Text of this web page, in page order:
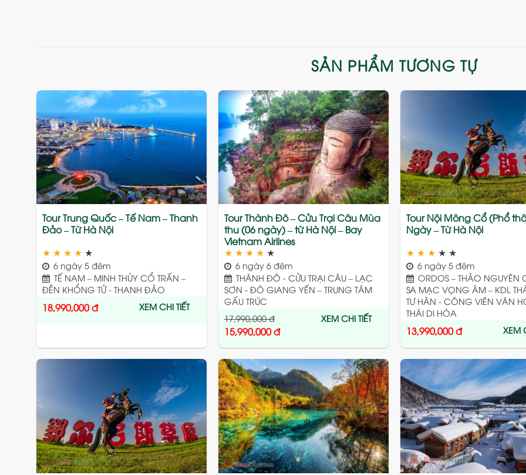
SẢN PHẨM TƯƠNG TỰ
to
wishlist
Tour Trung Quốc – Tế Nam – Thanh
Đảo – Từ Hà Nội
★ ★ ★ ★ ★
6 ngày 5 đêm
TẾ NAM – MINH THỦY CỔ TRẤN –
ĐỀN KHỔNG TỬ - THANH ĐẢO
18,990,000đ XEM CHI TIẾT
Add
to
wishlist
Tour Thành Đô – Cửu Trại Câu Mùa
thu (06 ngày) – từ Hà Nội – Bay
Vietnam Airlines
★ ★ ★ ★ ★
6 ngày 6 đêm
THÀNH ĐÔ - CỬU TRẠI CÂU – LẠC
SƠN - ĐÔ GIANG YẾN – TRUNG TÂM
GẤU TRÚC
17,990,000đ
15,990,000đ
XEM CHI TIẾT
Tour Nội Mông Cổ (Phổ
Ngày – Từ Hà Nội
★ ★ ★ ★ ★
6 ngày 5 đêm
ORDOS – THẢO NGUYÊN
SA MẠC VỌNG ÂM – KDL
TƯ HÃN - CÔNG VIÊN VĂN
THÁI DI HÒA
13,990,000đ XEM
Add
wishlist
Add
to
wishlist